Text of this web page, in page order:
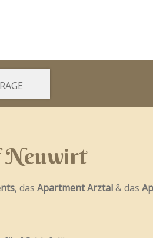
Neuwirt
, das Apartment Arztal& das